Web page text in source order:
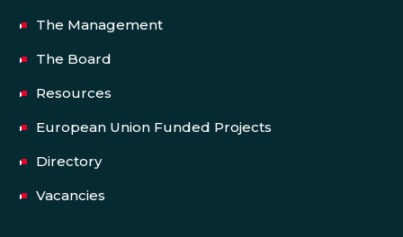
The Management
The Board
Resources
European Union Funded Projects
Directory
Vacancies